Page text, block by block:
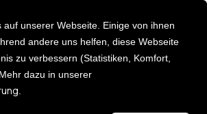
2026: Wie
Markt bestimmen
auf unserer Webseite. Einige von ihnen
andere uns helfen, diese Webseite
zu verbessern (Statistiken, Komfort,
dazu in unserer